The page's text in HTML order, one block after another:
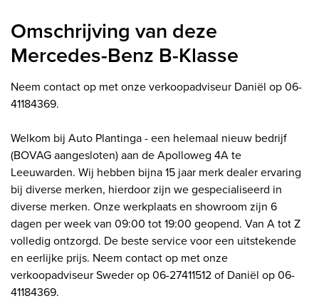
Omschrijving van deze
Mercedes-Benz B-Klasse
Neem contact op met onze verkoopadviseur Daniël op 06-
41184369.
Welkom bij Auto Plantinga - een helemaal nieuw bedrijf
(BOVAG aangesloten) aan de Apolloweg 4A te
Leeuwarden. Wij hebben bijna 15 jaar merk dealer ervaring
bij diverse merken, hierdoor zijn we gespecialiseerd in
diverse merken. Onze werkplaats en showroom zijn 6
dagen per week van 09:00 tot 19:00 geopend. Van A tot Z
volledig ontzorgd. De beste service voor een uitstekende
en eerlijke prijs. Neem contact op met onze
verkoopadviseur Sweder op 06-27411512 of Daniël op 06-
41184369.